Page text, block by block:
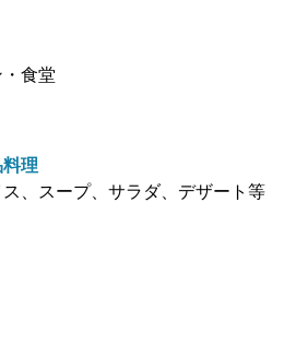
食堂
理
、スープ、サラダ、デザート等